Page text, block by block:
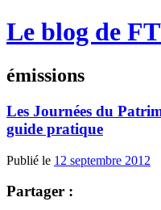
Le blog de
émissions
Les Journées du
guide pratique
Publié le 12 septembre 2012
Partager :